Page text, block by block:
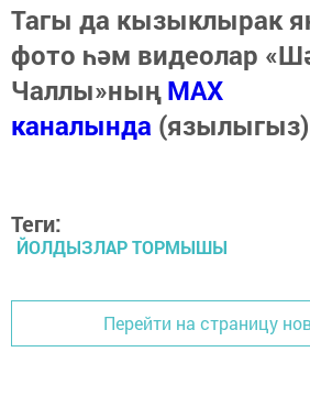
Тагы да кызыклырак
фото һәм видеолар
Чаллы»ныңMAX
каналында
Теги:
ЙОЛДЫЗЛАР ТОРМЫШЫ
Перейти на страницу